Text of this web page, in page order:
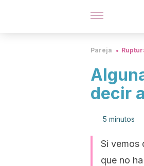
Pareja
decir
5 minutos
Si vemos
que no